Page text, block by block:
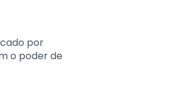
por
o poder de